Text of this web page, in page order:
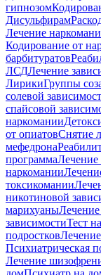
гипнозом
Дисульфирам
Лечение
Кодирование от
барбитуратов
ЛСДЛечение
ЛирикиГруппы
солевой
спайсовой
наркомании
от опиатовСнятие
мефедрона
программаЛечение
наркомании
токсикомании
никотиновой
марихуаныЛечение
зависимостиТест
подростков
Психиатрическая
Лечение